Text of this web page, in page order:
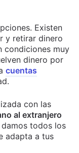
Existen
y retirar dinero
condiciones muy
dinero por
cuentas
con las
al extranjero
todos los
adapta a tus